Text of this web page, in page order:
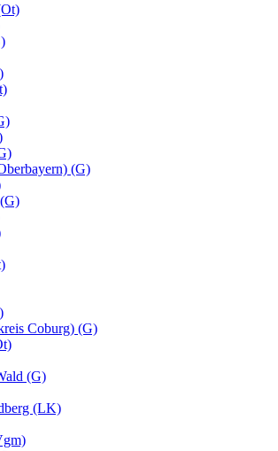
(G)
Coburg) (G)
(G)
(LK)